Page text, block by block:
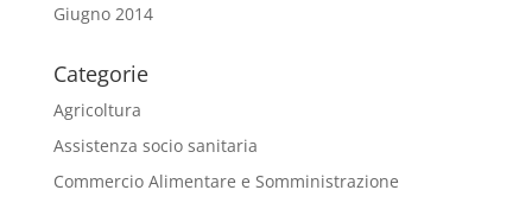
Giugno 2014
Categorie
Agricoltura
Assistenza socio sanitaria
Commercio Alimentare e Somministrazione